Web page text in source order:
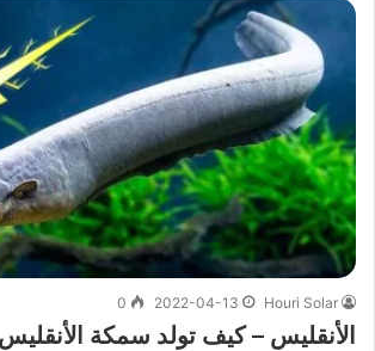
Houri Solar
2022-04-13
0
الأنقليس – كيف تولد سمكة الأنقليس